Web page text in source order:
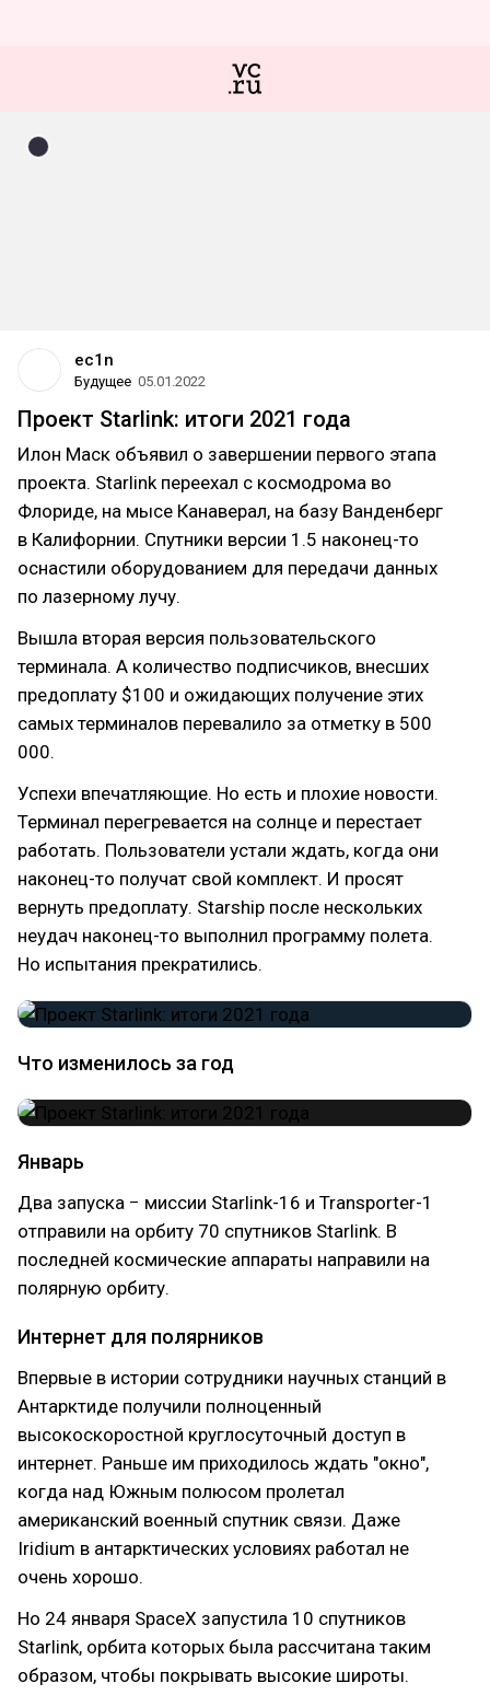
ec1n
Будущее 05.01.2022
Проект Starlink: итоги 2021 года
Илон Маск объявил о завершении первого этапа
проекта. Starlink переехал с космодрома во
Флориде, на мысе Канаверал, на базу Ванденберг
в Калифорнии. Спутники версии 1.5 наконец-то
оснастили оборудованием для передачи данных
по лазерному лучу.
Вышла вторая версия пользовательского
терминала. А количество подписчиков, внесших
предоплату $100 и ожидающих получение этих
самых терминалов перевалило за отметку в 500
000.
Успехи впечатляющие. Но есть и плохие новости.
Терминал перегревается на солнце и перестает
работать. Пользователи устали ждать, когда они
наконец-то получат свой комплект. И просят
вернуть предоплату. Starship после нескольких
неудач наконец-то выполнил программу полета.
Но испытания прекратились.
Что изменилось за год
Январь
Два запуска − миссии Starlink-16 и Transporter-1
отправили на орбиту 70 спутников Starlink. В
последней космические аппараты направили на
полярную орбиту.
Интернет для полярников
Впервые в истории сотрудники научных станций в
Антарктиде получили полноценный
высокоскоростной круглосуточный доступ в
интернет. Раньше им приходилось ждать "окно",
когда над Южным полюсом пролетал
американский военный спутник связи. Даже
Iridium в антарктических условиях работал не
очень хорошо.
Но 24 января SpaceX запустила 10 спутников
Starlink, орбита которых была рассчитана таким
образом, чтобы покрывать высокие широты.